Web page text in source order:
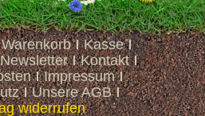
Warenkorb
Kasse
Newsletter
Kontakt
Impressum
Unsere AGB
widerrufen